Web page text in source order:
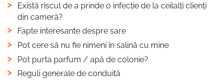
Există riscul de a prinde o infecție de la ceilalți clienți
din cameră?
Fapte interesante despre sare
Pot cere să nu fie nimeni în salină cu mine
Pot purta parfum / apă de colonie?
Reguli generale de conduită